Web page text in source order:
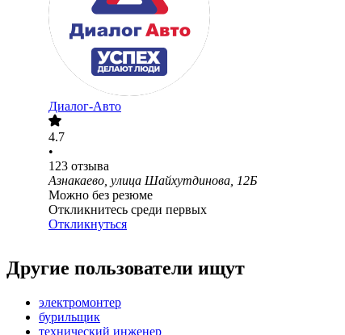
Диалог-Авто
4.7
•
123 отзыва
Азнакаево, улица Шайхутдинова, 12Б
Можно без резюме
Откликнитесь среди первых
Откликнуться
Другие пользователи ищут
электромонтер
бурильщик
технический инженер